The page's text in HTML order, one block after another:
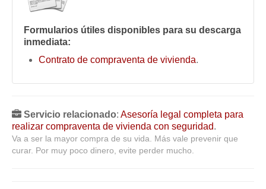
Formularios útiles disponibles para su descarga
inmediata:
Contrato de compraventa de vivienda.
Servicio relacionado: Asesoría legal completa para
realizar compraventa de vivienda con seguridad.
Va a ser la mayor compra de su vida. Más vale prevenir que
curar. Por muy poco dinero, evite perder mucho.